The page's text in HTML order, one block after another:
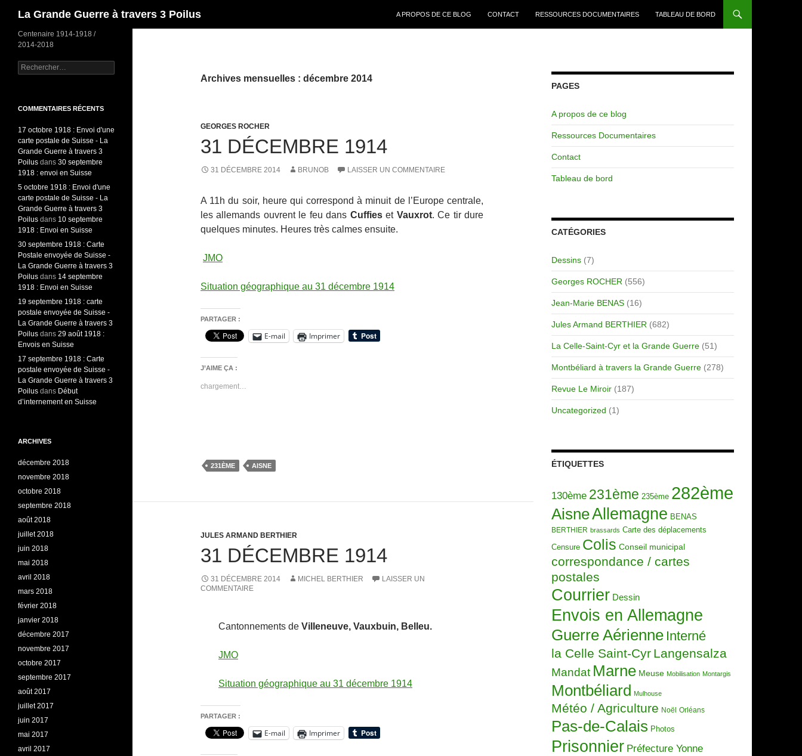
La Grande Guerre à travers 3 Poilus
A PROPOS DE CE BLOG
CONTACT RESSOURCES DOCUMENTAIRES TABLEAU DE BORD
Archives mensuelles : décembre 2014
GEORGES ROCHER
31 DÉCEMBRE 1914
31 DÉCEMBRE 2014 BRUNOB LAISSER UN COMMENTAIRE
A 11h du soir, heure qui correspond à minuit de l’Europe centrale,
les allemands ouvrent le feu dans Cuffieset Vauxrot. Ce tir dure
quelques minutes. Heures très calmes ensuite.
JMO
Situation géographique au 31 décembre 1914
PARTAGER :
E-mail Imprimer
J’AIME ÇA :
chargement…
231ÈME AISNE
JULES ARMAND BERTHIER
31 DÉCEMBRE 1914
31 DÉCEMBRE 2014 MICHEL BERTHIER
LAISSER UN
COMMENTAIRE
Cantonnements de Villeneuve, Vauxbuin, Belleu.
JMO
Situation géographique au 31 décembre 1914
PARTAGER :
E-mail Imprimer
PAGES
A propos de ce blog
Ressources Documentaires
Contact
Tableau de bord
CATÉGORIES
Dessins (7)
Georges ROCHER (556)
Jean-Marie BENAS (16)
Jules Armand BERTHIER (682)
La Celle-Saint-Cyr et la Grande Guerre (51)
Montbéliard à travers la Grande Guerre (278)
Revue Le Miroir (187)
Uncategorized (1)
ÉTIQUETTES
130ème 231ème 235ème 282ème
AisneAllemagne BENAS
BERTHIER brassards Carte des déplacements
Censure Colis Conseil municipal
correspondance / cartes
postales
Courrier Dessin
Envois en Allemagne
Guerre Aérienne Interné
la Celle Saint-Cyr Langensalza
Mandat Marne Meuse Mobilisation Montargis
Montbéliard Mulhouse
Météo / Agriculture Noël Orléans
Pas-de-Calais Photos
Prisonnier Préfecture Yonne
Centenaire 1914-1918 /
2014-2018
Rechercher :
COMMENTAIRES RÉCENTS
17 octobre 1918 : Envoi d'une
carte postale de Suisse - La
Grande Guerre à travers 3
Poilus dans 30 septembre
1918 : envoi en Suisse
5 octobre 1918 : Envoi d'une
carte postale de Suisse - La
Grande Guerre à travers 3
Poilus dans 10 septembre
1918 : Envoi en Suisse
30 septembre 1918 : Carte
Postale envoyée de Suisse -
La Grande Guerre à travers 3
Poilus dans 14 septembre
1918 : Envoi en Suisse
19 septembre 1918 : carte
postale envoyée de Suisse -
La Grande Guerre à travers 3
Poilus dans 29 août 1918 :
Envois en Suisse
17 septembre 1918 : Carte
postale envoyée de Suisse -
La Grande Guerre à travers 3
Poilus dans Début
d’internement en Suisse
ARCHIVES
décembre 2018
novembre 2018
octobre 2018
septembre 2018
août 2018
juillet 2018
juin 2018
mai 2018
avril 2018
mars 2018
février 2018
janvier 2018
décembre 2017
novembre 2017
octobre 2017
septembre 2017
août 2017
juillet 2017
juin 2017
mai 2017
avril 2017